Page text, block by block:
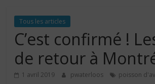
Tous les articles
C’est confirmé !
de retour à
1 avril 2019 pwaterloos poisson